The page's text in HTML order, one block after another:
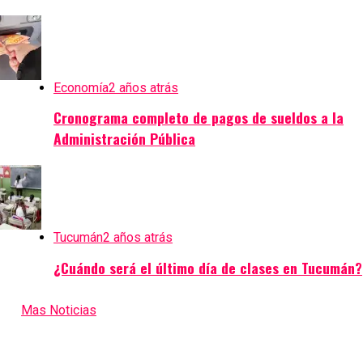
Economía2 años atrás
Cronograma completo de pagos de sueldos a la
Administración Pública
Tucumán2 años atrás
¿Cuándo será el último día de clases en Tucumán?
Mas Noticias